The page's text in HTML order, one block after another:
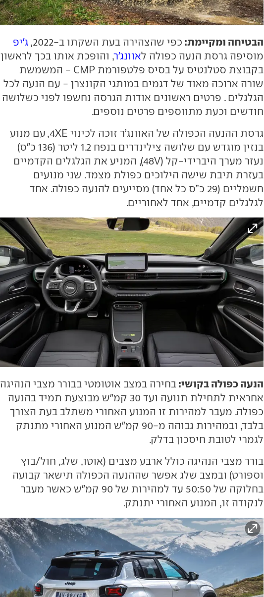
הבטיחה ומקיימת: כפי שהצהירה בעת השקתו ב-2022,
ג'יפ
מוסיפה גרסת הנעה כפולה לאוונג'ר, והופכת אותו בכך לראשון
בקבוצת סטלנטיס על בסיס פלטפורמת CMP - המשמשת
שורה ארוכה מאוד של דגמים במותגי הקונצרן - עם הנעה לכל
הגלגלים . פרטים ראשונים אודות הגרסה נחשפו לפני כשלושה
חודשים וכעת מתווספים פרטים נוספים.
גרסת ההנעה הכפולה של האוונג’ר זוכה לכינוי 4XE, עם מנוע
בנזין מוגדש עם שלושה צילינדרים בנפח 1.2 ליטר (136 כ"ס)
נעזר מערך היברידי-קל (48V), המניע את הגלגלים הקדמיים
בעזרת תיבת שישה הילוכים כפולת מצמד. שני מנועים
חשמליים (29 כ”ס כל אחד) מסייעים להנעה כפולה. אחד
לגלגלים קדמיים, אחד לאחוריים.
הנעה כפולה בקושי: בחירה במצב אוטומטי בבורר מצבי הנהיגה
אחראית לתחילת תנועה ועד 30 קמ"ש מבוצעת תמיד בהנעה
כפולה. מעבר למהירות זו המנוע האחורי משתלב בעת הצורך
בלבד, ובמהירות גבוהה מ-90 קמ"ש המנוע האחורי מתנתק
לגמרי לטובת חיסכון בדלק.
בורר מצבי הנהיגה כולל ארבע מצבים (אוטו, שלג, חול/בוץ
וספורט) ובמצב שלג אפשר שההנעה הכפולה תישאר קבועה
בחלוקה של 50:50 עד למהירות של 90 קמ"ש כאשר מעבר
לנקודה זו, המנוע האחורי יתנתק.